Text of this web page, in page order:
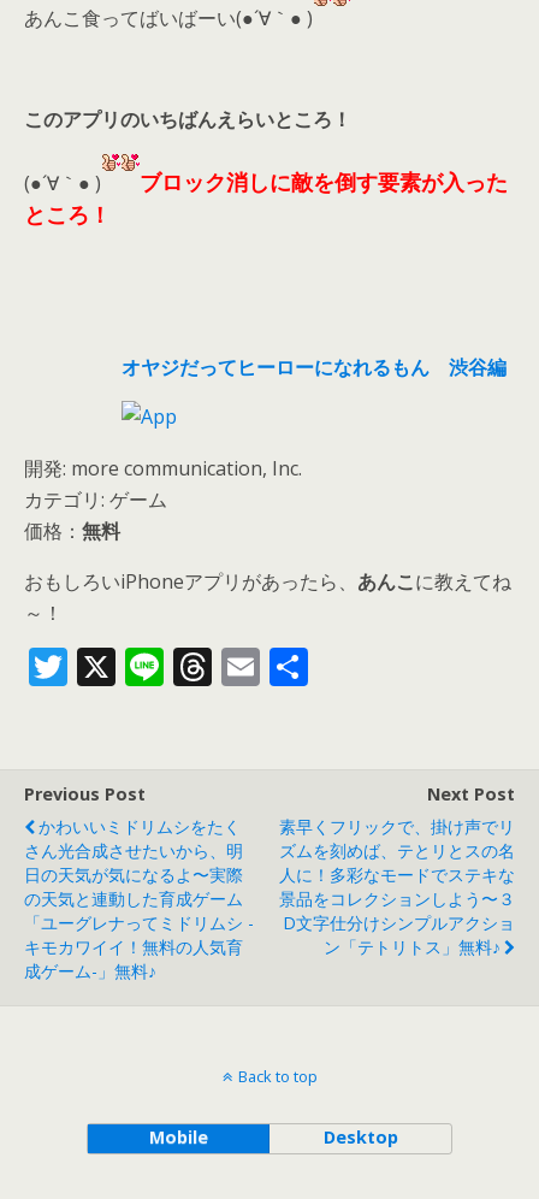
あんこ食ってばいばーい(●´∀｀● )
このアプリのいちばんえらいところ！
(●´∀｀● )
ブロック消しに敵を倒す要素が入った
ところ！
オヤジだってヒーローになれるもん 渋谷編
開発: more communication, Inc.
カテゴリ: ゲーム
価格： 無料
おもしろいiPhoneアプリがあったら、 あんこに教えてね
～！
T
er
X Li T
d
s
E
Previous Post
かわいいミドリムシをたく
さん光合成させたいから、明
日の天気が気になるよ〜実際
の天気と連動した育成ゲーム
「ユーグレナってミドリムシ -
キモカワイイ！無料の人気育
成ゲーム-」無料♪
Next Post
素早くフリックで、掛け声でリ
ズムを刻めば、テとリとスの名
人に！多彩なモードでステキな
景品をコレクションしよう〜３
D文字仕分けシンプルアクショ
ン「テトリトス」無料♪
Back to top
Mobile Desktop